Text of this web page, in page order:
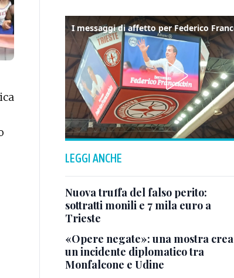
LEGGI ANCHE
Nuova truffa del falso perito:
sottratti monili e 7 mila euro a
Trieste
«Opere negate»: una mostra crea
un incidente diplomatico tra
Monfalcone e Udine